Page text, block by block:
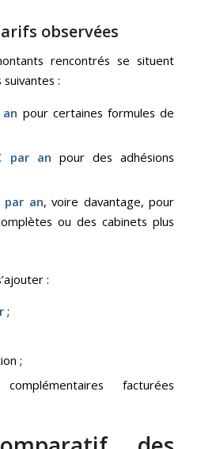
observées
rencontrés se situent
:
pour certaines formules de
par an pour des adhésions
par an, voire davantage, pour
ou des cabinets plus
:
;
;
facturées